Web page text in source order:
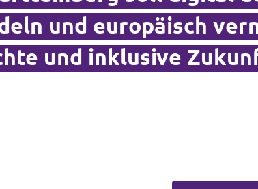
und europäisch
und inklusive